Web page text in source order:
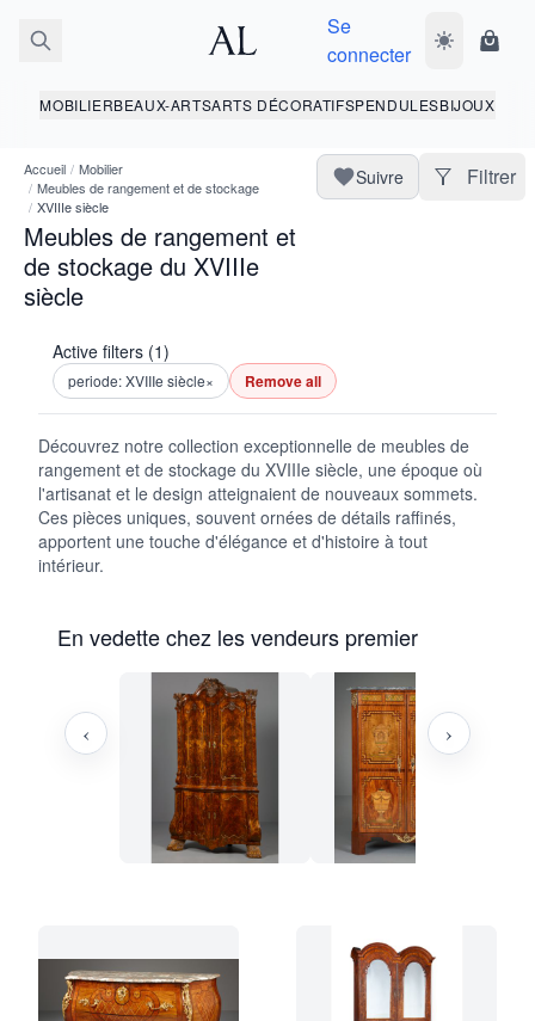
Se
connecter
Basculer le
MOBILIERBEAUX-ARTSARTS DÉCORATIFSPENDULESBIJOUX
Accueil / Mobilier
/ Meubles de rangement et de stockage
/ XVIIIe siècle
Meubles de rangement et
de stockage du XVIIIe
siècle
Suivre Filtrer
Active filters (1)
periode: XVIIIe siècle× Remove all
Découvrez notre collection exceptionnelle de meubles de
rangement et de stockage du XVIIIe siècle, une époque où
l'artisanat et le design atteignaient de nouveaux sommets.
Ces pièces uniques, souvent ornées de détails raffinés,
apportent une touche d'élégance et d'histoire à tout
intérieur.
En vedette chez les vendeurs premier
‹ ›